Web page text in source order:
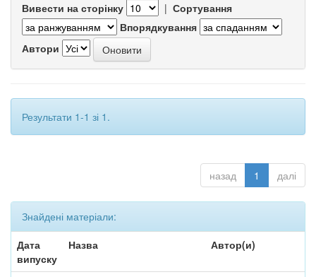
Вивести на сторінку | Сортування
Впорядкування
Автори
Результати 1-1 зі 1.
назад 1 далі
Знайдені матеріали:
Дата
випуску
Назва Автор(и)